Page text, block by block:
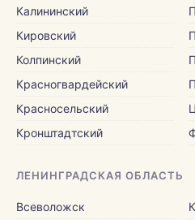
Калининский
Кировский
Колпинский
Красногвардейский
Красносельский
Кронштадтский
ЛЕНИНГРАДСКАЯ ОБЛАСТЬ
Всеволожск